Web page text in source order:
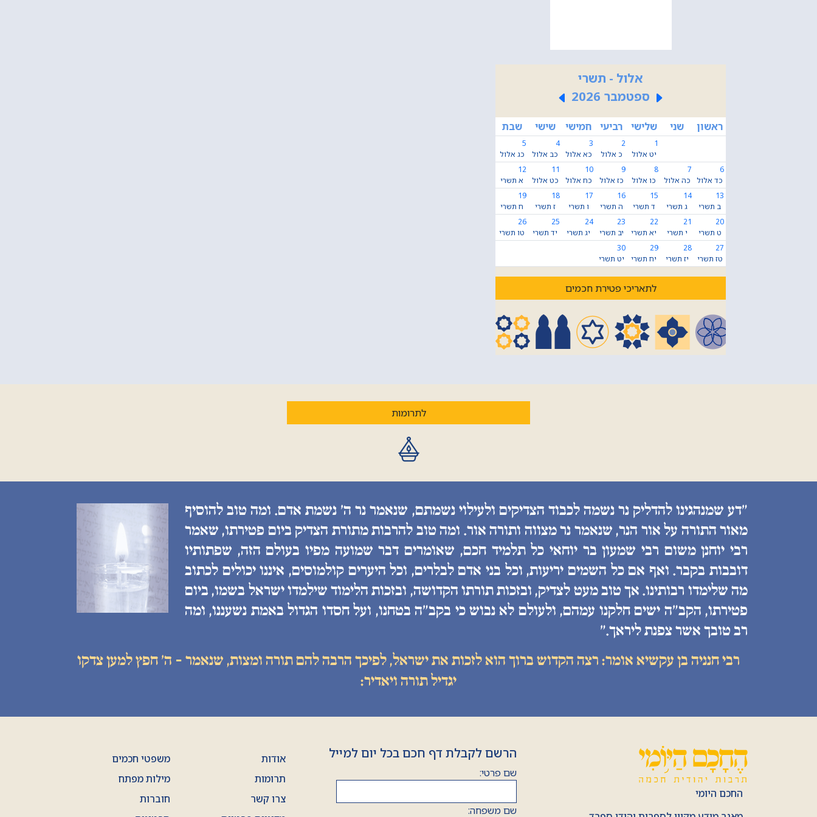
אלול - תשרי
ספטמבר 2026
ראשון שני שלישי רביעי חמישי שישי שבת
1
יט אלול
2
כ אלול
3
כא אלול
4
כב אלול
5
כג אלול
6
כד אלול
7
כה אלול
8
כו אלול
9
כז אלול
10
כח אלול
11
כט אלול
12
א תשרי
13
ב תשרי
14
ג תשרי
15
ד תשרי
16
ה תשרי
17
ו תשרי
18
ז תשרי
19
ח תשרי
20
ט תשרי
21
י תשרי
22
יא תשרי
23
יב תשרי
24
יג תשרי
25
יד תשרי
26
טו תשרי
27
טז תשרי
28
יז תשרי
29
יח תשרי
30
יט תשרי
לתאריכי פטירת חכמים
לתרומות
״דע שמנהגינו להדליק נר נשמה לכבוד הצדיקים ולעילוי נשמתם, שנאמר נר ה׳ נשמת אדם. ומה טוב להוסיף
מאור התורה על אור הנר, שנאמר נר מצווה ותורה אור. ומה טוב להרבות מתורת הצדיק ביום פטירתו, שאמר
רבי יוחנן משום רבי שמעון בר יוחאי כל תלמיד חכם, שאומרים דבר שמועה מפיו בעולם הזה, שפתותיו
דובבות בקבר. ואף אם כל השמים יריעות, וכל בני אדם לבלרים, וכל היערים קולמוסים, איננו יכולים לכתוב
מה שלימדו רבותינו. אך טוב מעט לצדיק, ובזכות תורתו הקדושה, ובזכות הלימוד שילמדו ישראל בשמו, ביום
פטירתו, הקב״ה ישים חלקנו עמהם, ולעולם לא נבוש כי בקב״ה בטחנו, ועל חסדו הגדול באמת נשעננו, ומה
רב טובך אשר צפנת ליראך.״
רבי חנניה בן עקשיא אומר: רצה הקדוש ברוך הוא לזכות את ישראל, לפיכך הרבה להם תורה ומצות, שנאמר - ה׳ חפץ למען צדקו
יגדיל תורה ויאדיר:
החכם היומי
הרשם לקבלת דף חכם בכל יום למייל
שם פרטי:
שם משפחה:
אודות
תרומות
צרו קשר
משפטי חכמים
מילות מפתח
חוברות